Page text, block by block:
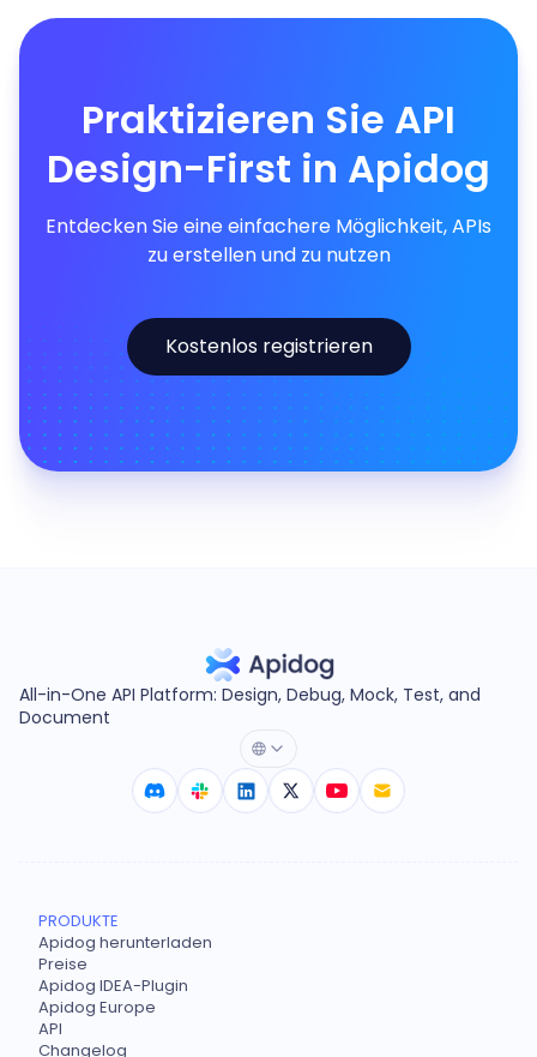
Praktizieren Sie API
Design-First in Apidog
Entdecken Sie eine einfachere Möglichkeit, APIs
zu erstellen und zu nutzen
Kostenlos registrieren
All-in-One API Platform: Design, Debug, Mock, Test, and
Document
PRODUKTE
Apidog herunterladen
Preise
Apidog IDEA-Plugin
Apidog Europe
API
Changelog